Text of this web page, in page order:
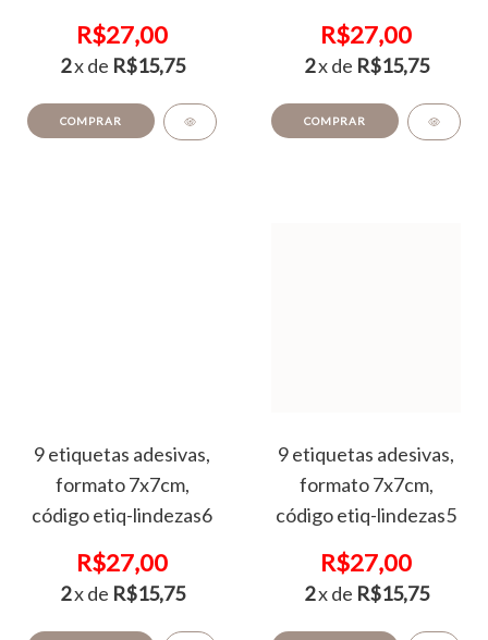
R$27,00
2x de R$15,75
COMPRAR
R$27,00
2x de R$15,75
COMPRAR
9 etiquetas adesivas,
formato 7x7cm,
código etiq-lindezas6
R$27,00
2x de R$15,75
9 etiquetas adesivas,
formato 7x7cm,
código etiq-lindezas5
R$27,00
2x de R$15,75